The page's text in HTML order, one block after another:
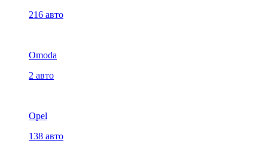
216 авто
Omoda
2 авто
Opel
138 авто